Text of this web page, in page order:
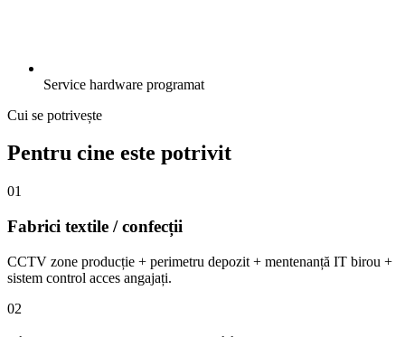
Service hardware programat
Cui se potrivește
Pentru cine este potrivit
01
Fabrici textile / confecții
CCTV zone producție + perimetru depozit + mentenanță IT birou +
sistem control acces angajați.
02